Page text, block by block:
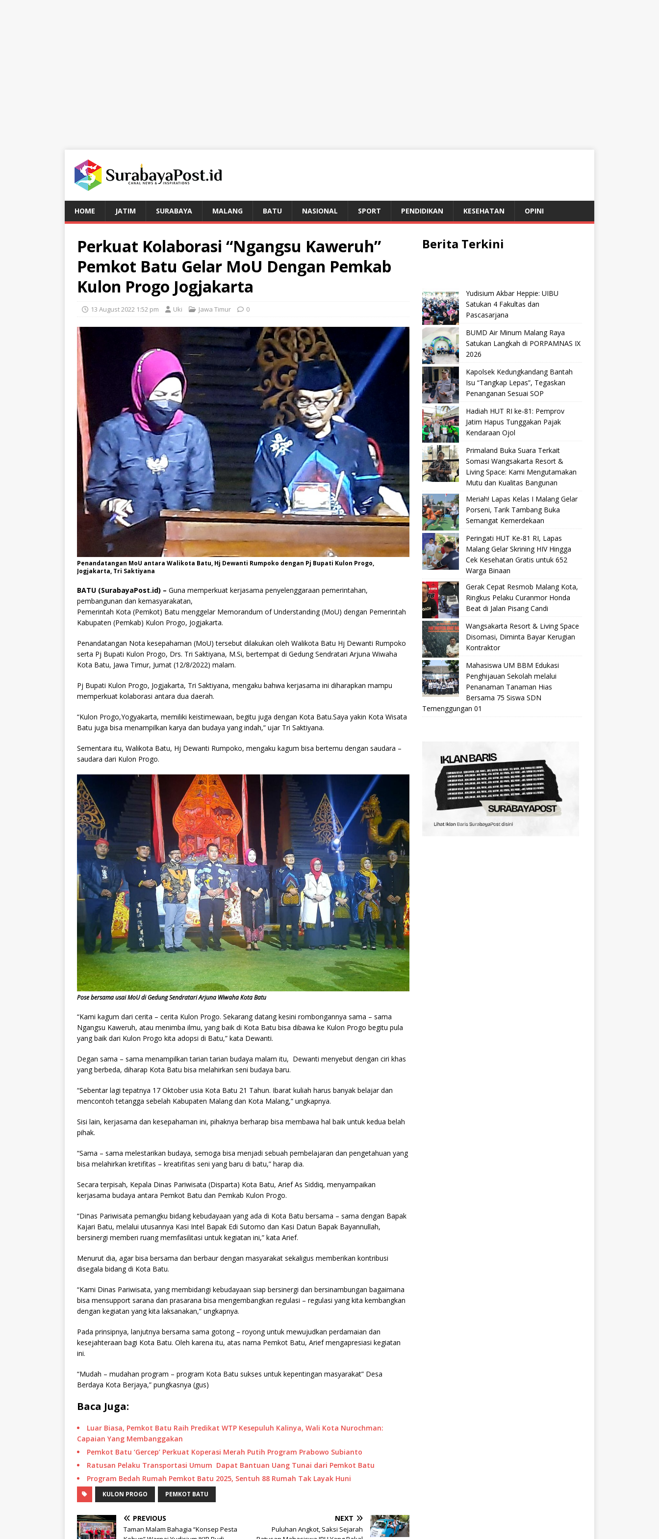
HOME JATIM SURABAYA MALANG BATU NASIONAL SPORT PENDIDIKAN KESEHATAN OPINI
Perkuat Kolaborasi “Ngangsu Kaweruh”
Pemkot Batu Gelar MoU Dengan Pemkab
Kulon Progo Jogjakarta
13 August 2022 1:52 pm Uki Jawa Timur 0
Penandatangan MoU antara Walikota Batu, Hj Dewanti Rumpoko dengan Pj Bupati Kulon Progo,
Jogjakarta, Tri Saktiyana
BATU (SurabayaPost.id) – Guna memperkuat kerjasama penyelenggaraan pemerintahan,
pembangunan dan kemasyarakatan,
Pemerintah Kota (Pemkot) Batu menggelar Memorandum of Understanding (MoU) dengan Pemerintah
Kabupaten (Pemkab) Kulon Progo, Jogjakarta.
Penandatangan Nota kesepahaman (MoU) tersebut dilakukan oleh Walikota Batu Hj Dewanti Rumpoko
serta Pj Bupati Kulon Progo, Drs. Tri Saktiyana, M.Si, bertempat di Gedung Sendratari Arjuna Wiwaha
Kota Batu, Jawa Timur, Jumat (12/8/2022) malam.
Pj Bupati Kulon Progo, Jogjakarta, Tri Saktiyana, mengaku bahwa kerjasama ini diharapkan mampu
memperkuat kolaborasi antara dua daerah.
“Kulon Progo,Yogyakarta, memiliki keistimewaan, begitu juga dengan Kota Batu.Saya yakin Kota Wisata
Batu juga bisa menampilkan karya dan budaya yang indah,” ujar Tri Saktiyana.
Sementara itu, Walikota Batu, Hj Dewanti Rumpoko, mengaku kagum bisa bertemu dengan saudara –
saudara dari Kulon Progo.
Pose bersama usai MoU di Gedung Sendratari Arjuna Wiwaha Kota Batu
“Kami kagum dari cerita – cerita Kulon Progo. Sekarang datang kesini rombongannya sama – sama
Ngangsu Kaweruh, atau menimba ilmu, yang baik di Kota Batu bisa dibawa ke Kulon Progo begitu pula
yang baik dari Kulon Progo kita adopsi di Batu,” kata Dewanti.
Degan sama – sama menampilkan tarian tarian budaya malam itu, Dewanti menyebut dengan ciri khas
yang berbeda, diharap Kota Batu bisa melahirkan seni budaya baru.
“Sebentar lagi tepatnya 17 Oktober usia Kota Batu 21 Tahun. Ibarat kuliah harus banyak belajar dan
mencontoh tetangga sebelah Kabupaten Malang dan Kota Malang,” ungkapnya.
Sisi lain, kerjasama dan kesepahaman ini, pihaknya berharap bisa membawa hal baik untuk kedua belah
pihak.
“Sama – sama melestarikan budaya, semoga bisa menjadi sebuah pembelajaran dan pengetahuan yang
bisa melahirkan kretifitas – kreatifitas seni yang baru di batu,” harap dia.
Secara terpisah, Kepala Dinas Pariwisata (Disparta) Kota Batu, Arief As Siddiq, menyampaikan
kerjasama budaya antara Pemkot Batu dan Pemkab Kulon Progo.
“Dinas Pariwisata pemangku bidang kebudayaan yang ada di Kota Batu bersama – sama dengan Bapak
Kajari Batu, melalui utusannya Kasi Intel Bapak Edi Sutomo dan Kasi Datun Bapak Bayannullah,
bersinergi memberi ruang memfasilitasi untuk kegiatan ini,” kata Arief.
Menurut dia, agar bisa bersama dan berbaur dengan masyarakat sekaligus memberikan kontribusi
disegala bidang di Kota Batu.
“Kami Dinas Pariwisata, yang membidangi kebudayaan siap bersinergi dan bersinambungan bagaimana
bisa mensupport sarana dan prasarana bisa mengembangkan regulasi – regulasi yang kita kembangkan
dengan kegiatan yang kita laksanakan,” ungkapnya.
Pada prinsipnya, lanjutnya bersama sama gotong – royong untuk mewujudkan perdamaian dan
kesejahteraan bagi Kota Batu. Oleh karena itu, atas nama Pemkot Batu, Arief mengapresiasi kegiatan
ini.
“Mudah – mudahan program – program Kota Batu sukses untuk kepentingan masyarakat” Desa
Berdaya Kota Berjaya,” pungkasnya (gus)
Baca Juga:
Luar Biasa, Pemkot Batu Raih Predikat WTP Kesepuluh Kalinya, Wali Kota Nurochman:
Capaian Yang Membanggakan
Pemkot Batu ‘Gercep’ Perkuat Koperasi Merah Putih Program Prabowo Subianto
Ratusan Pelaku Transportasi Umum Dapat Bantuan Uang Tunai dari Pemkot Batu
Program Bedah Rumah Pemkot Batu 2025, Sentuh 88 Rumah Tak Layak Huni
KULON PROGO PEMKOT BATU
PREVIOUS
Taman Malam Bahagia “Konsep Pesta
NEXT
Puluhan Angkot, Saksi Sejarah
Berita Terkini
Yudisium Akbar Heppie: UIBU
Satukan 4 Fakultas dan
Pascasarjana
BUMD Air Minum Malang Raya
Satukan Langkah di PORPAMNAS IX
2026
Kapolsek Kedungkandang Bantah
Isu “Tangkap Lepas”, Tegaskan
Penanganan Sesuai SOP
Hadiah HUT RI ke-81: Pemprov
Jatim Hapus Tunggakan Pajak
Kendaraan Ojol
Primaland Buka Suara Terkait
Somasi Wangsakarta Resort &
Living Space: Kami Mengutamakan
Mutu dan Kualitas Bangunan
Meriah! Lapas Kelas I Malang Gelar
Porseni, Tarik Tambang Buka
Semangat Kemerdekaan
Peringati HUT Ke-81 RI, Lapas
Malang Gelar Skrining HIV Hingga
Cek Kesehatan Gratis untuk 652
Warga Binaan
Gerak Cepat Resmob Malang Kota,
Ringkus Pelaku Curanmor Honda
Beat di Jalan Pisang Candi
Wangsakarta Resort & Living Space
Disomasi, Diminta Bayar Kerugian
Kontraktor
Mahasiswa UM BBM Edukasi
Penghijauan Sekolah melalui
Penanaman Tanaman Hias
Bersama 75 Siswa SDN
Temenggungan 01